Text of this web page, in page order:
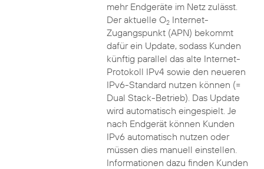
mehr Endgeräte im Netz zulässt.
Der aktuelle O2Internet-
Zugangspunkt (APN) bekommt
dafür ein Update, sodass Kunden
künftig parallel das alte Internet-
Protokoll IPv4 sowie den neueren
IPv6-Standard nutzen können (=
Dual Stack-Betrieb). Das Update
wird automatisch eingespielt. Je
nach Endgerät können Kunden
IPv6 automatisch nutzen oder
müssen dies manuell einstellen.
Informationen dazu finden Kunden